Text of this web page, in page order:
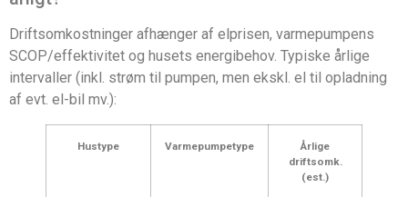
Driftsomkostninger afhænger af elprisen, varmepumpens
SCOP/effektivitet og husets energibehov. Typiske årlige
intervaller (inkl. strøm til pumpen, men ekskl. el til opladning
af evt. el-bil mv.):
Hustype Varmepumpetype
Årlige
driftsomk.
(est.)